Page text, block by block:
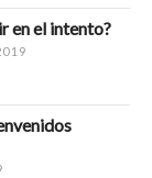
en el intento?